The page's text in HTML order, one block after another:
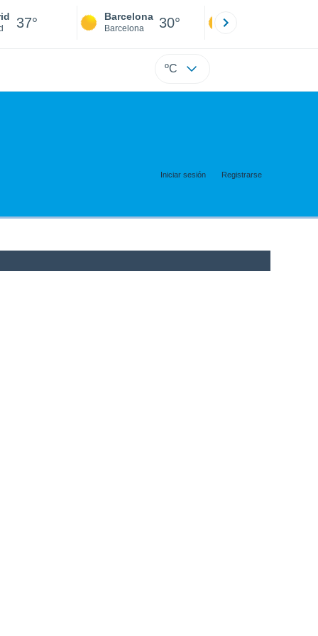
37° Barcelona
Barcelona 30°
ºC
Iniciar sesión Registrarse